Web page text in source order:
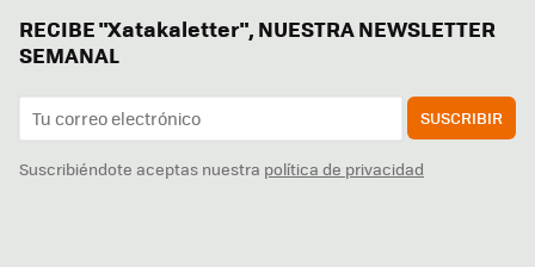
RECIBE "Xatakaletter", NUESTRA NEWSLETTER
SEMANAL
SUSCRIBIR
Suscribiéndote aceptas nuestra política de privacidad